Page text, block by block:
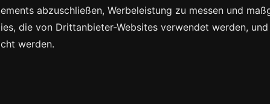
abzuschließen, Werbeleistung zu messen und
die von Drittanbieter-Websites verwendet werden,
werden.